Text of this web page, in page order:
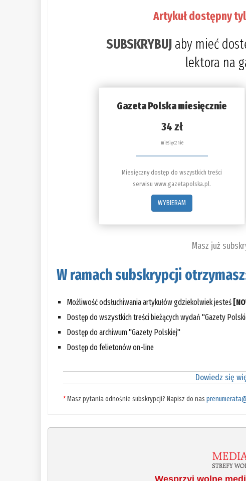
Artykuł dostępny
SUBSKRYBUJ aby mieć
lektora na
Gazeta Polska miesięcznie
34 zł
miesięcznie
Miesięczny dostęp do wszystkich treści
serwisu www.gazetapolska.pl.
WYBIERAM
Masz już
W ramach subskrypcji
Możliwość odsłuchiwania artykułów gdziekolwiek jesteś
Dostęp do wszystkich treści bieżących wydań "Gazety
Dostęp do archiwum "Gazety Polskiej"
Dostęp do felietonów on-line
Dowiedz się
*Masz pytania odnośnie subskrypcji? Napisz do nas